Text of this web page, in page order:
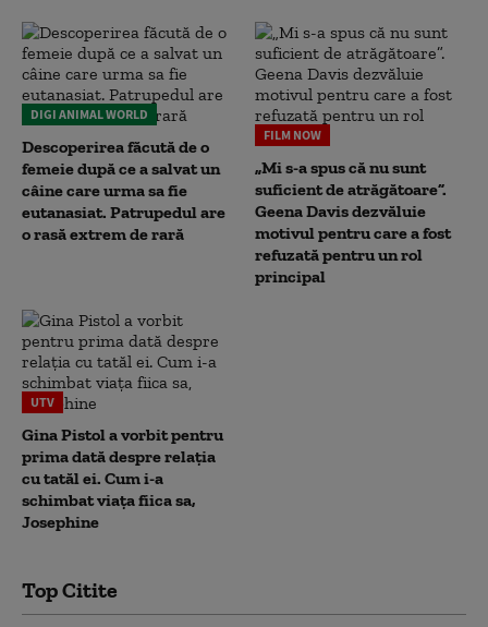
DIGI ANIMAL WORLD
Descoperirea făcută de o
femeie după ce a salvat un
câine care urma sa fie
eutanasiat. Patrupedul are
o rasă extrem de rară
FILM NOW
„Mi s-a spus că nu sunt
suficient de atrăgătoare”.
Geena Davis dezvăluie
motivul pentru care a fost
refuzată pentru un rol
principal
UTV
Gina Pistol a vorbit pentru
prima dată despre relația
cu tatăl ei. Cum i-a
schimbat viața fiica sa,
Josephine
Top Citite